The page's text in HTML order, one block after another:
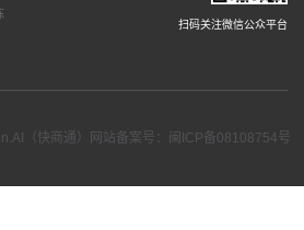
扫码关注微信公众平台
（快商通）网站备案号：闽ICP备08108754号